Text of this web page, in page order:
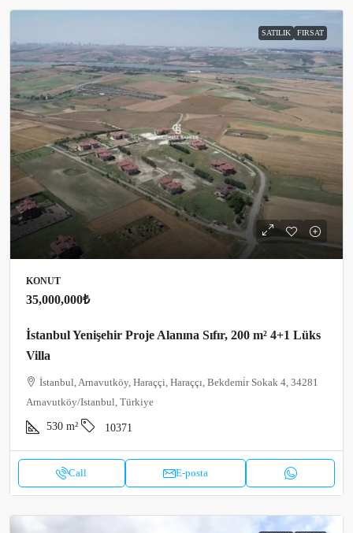
SATILIK FIRSAT
KONUT
35,000,000₺
İstanbul Yenişehir Proje Alanına Sıfır, 200 m² 4+1 Lüks
Villa
İstanbul, Arnavutköy, Haraççi, Haraççı, Bekdemi̇r Sokak 4, 34281
Arnavutköy/Istanbul, Türkiye
530 m² 10371
Call E-posta